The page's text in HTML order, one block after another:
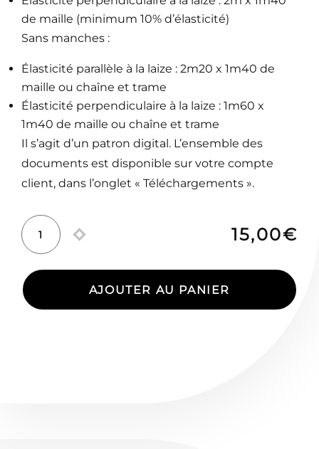
de maille (minimum 10% d’élasticité)
Sans manches :
Élasticité parallèle à la laize : 2m20 x 1m40 de
maille ou chaîne et trame
Élasticité perpendiculaire à la laize : 1m60 x
1m40 de maille ou chaîne et trame
Il s’agit d’un patron digital. L’ensemble des
documents est disponible sur votre compte
client, dans l’onglet « Téléchargements ».
quantité
Top
Éos
15,00€
AJOUTER AU PANIER